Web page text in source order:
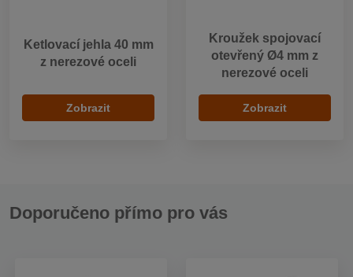
Ketlovací jehla 40 mm
z nerezové oceli
Zobrazit
Kroužek spojovací
otevřený Ø4 mm z
nerezové oceli
Zobrazit
Doporučeno přímo pro vás